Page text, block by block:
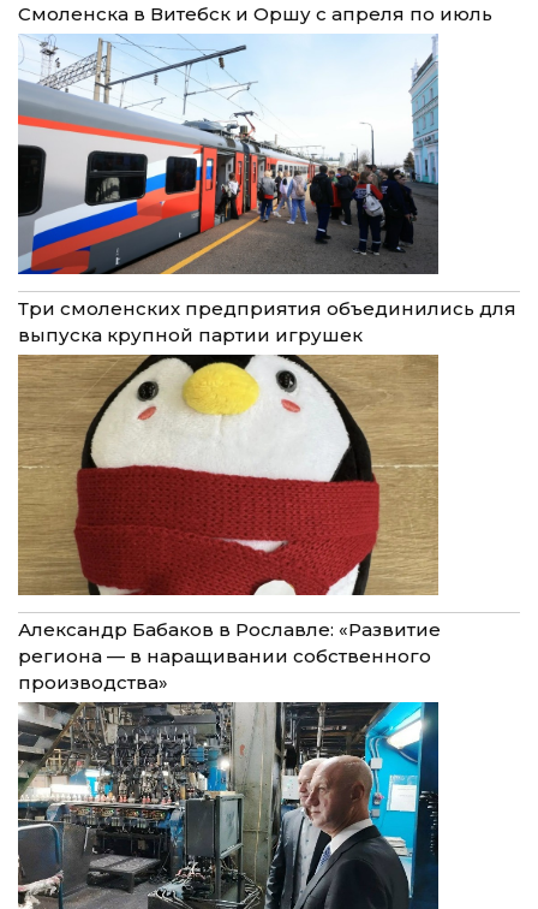
Смоленска в Витебск и Оршу с апреля по июль
Три смоленских предприятия объединились для
выпуска крупной партии игрушек
Александр Бабаков в Рославле: «Развитие
региона — в наращивании собственного
производства»